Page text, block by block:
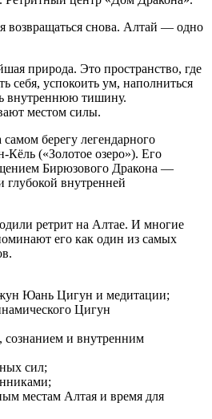
возвращаться снова. Алтай — одно
природа. Это пространство, где
себя, успокоить ум, наполниться
внутреннюю тишину.
местом силы.
берегу легендарного
(«Золотое озеро»). Его
Бирюзового Дракона —
глубокой внутренней
ретрит на Алтае. И многие
его как один из самых
Юань Цигун и медитации;
Цигун
сознанием и внутренним
сил;
местам Алтая и время для